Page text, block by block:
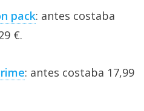
pack: antes costaba
€.
: antes costaba 17,99